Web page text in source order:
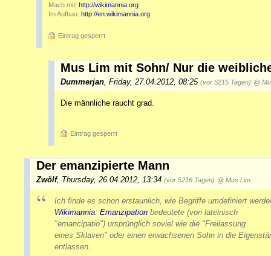
Mach mit! http://wikimannia.org
Im Aufbau: http://en.wikimannia.org
Eintrag gesperrt
Mus Lim mit Sohn/ Nur die
Dummerjan Friday, 27.04.2012, 08:25 (vor 5215 Tagen) @
Die männliche raucht grad.
Eintrag gesperrt
Der emanzipierte Mann
Zwölf, Thursday, 26.04.2012, 13:34 (vor 5216 Tagen) @ Mus Lim
Ich finde es schon erstaunlich, wie Begriffe umdefiniert
Wikimannia: Emanzipation bedeutete (von lateinisch
"emancipatio") ursprünglich soviel wie die "Freilassung
eines Sklaven" oder einen erwachsenen Sohn in die
entlassen.